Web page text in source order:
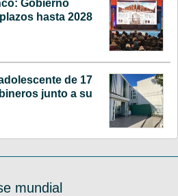
Gobierno
hasta 2028
de 17
junto a su
mundial